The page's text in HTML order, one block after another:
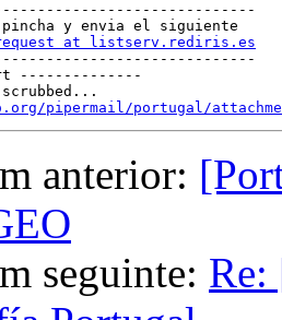
pincha y envia el siguiente
at listserv.rediris.es
--------------
scrubbed...
pipermail/portugal/
anterior:
seguinte: